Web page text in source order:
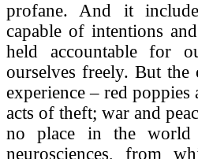
profane. And it
capable of intentions
held accountable for
ourselves freely. But the
experience – red
acts of theft; war and
no place in the world
neurosciences, from